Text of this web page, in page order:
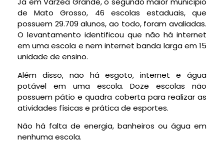
de Mato Grosso, 46 escolas estaduais, que
possuem 29.709 alunos, ao todo, foram avaliadas.
O levantamento identificou que não há internet
em uma escola e nem internet banda larga em 15
unidade de ensino.
Além disso, não há esgoto, internet e água
potável em uma escola. Doze escolas não
possuem pátio e quadra coberta para realizar as
atividades físicas e prática de esportes.
Não há falta de energia, banheiros ou água em
nenhuma escola.